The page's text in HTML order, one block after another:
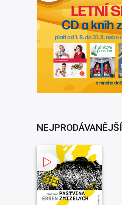
NEJPRODÁVANĚJŠÍ